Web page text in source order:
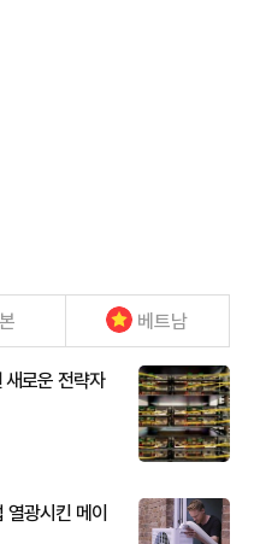
베트남
로운 전략자
광시킨 메이